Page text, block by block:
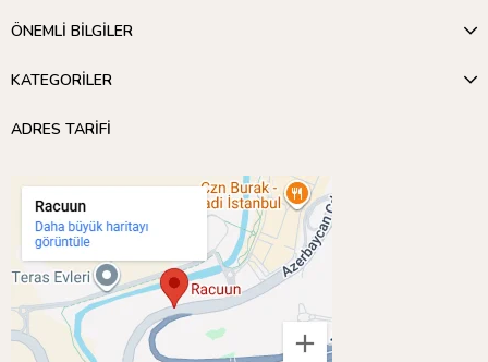
ÖNEMLİ BİLGİLER
KATEGORİLER
ADRES TARİFİ